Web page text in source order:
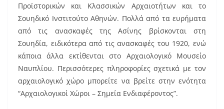
Προϊστορικών και Κλασσικών Αρχαιοτήτων και το
Σουηδικό Ινστιτούτο Αθηνών. Πολλά από τα ευρήματα
από τις ανασκαφές της Ασίνης βρίσκονται στη
Σουηδία, ειδικότερα από τις ανασκαφές του 1920, ενώ
κάποια άλλα εκτίθενται στο Αρχαιολογικό Μουσείο
Ναυπλίου. Περισσότερες πληροφορίες σχετικά με τον
αρχαιολογικό χώρο μπορείτε να βρείτε στην ενότητα
“Αρχαιολογικοί Χώροι – Σημεία Ενδιαφέροντος”.